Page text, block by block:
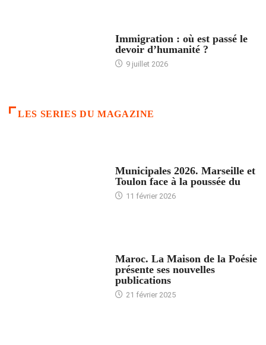
Immigration : où est passé le
devoir d’humanité ?
9 juillet 2026
LES SERIES DU MAGAZINE
Municipales 2026. Marseille et
Toulon face à la poussée du
11 février 2026
Maroc. La Maison de la Poésie
présente ses nouvelles
publications
21 février 2025